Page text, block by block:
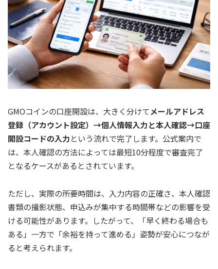
GMOコインの口座開設は、大きく分けてメールアドレス
登録（アカウント設定）→個人情報入力と本人確認→口座
開設コードの入力という流れで完了します。公式案内で
は、本人確認の方法によっては最短10分程度で審査完了
となるケースがあるとされています。
ただし、実際の所要時間は、入力内容の正確さ、本人確認
書類の撮影状態、申込みが集中する時間帯などの影響を受
ける可能性があります。したがって、「早く終わる場合も
ある」一方で「余裕を持って進める」姿勢が安心につなが
ると考えられます。